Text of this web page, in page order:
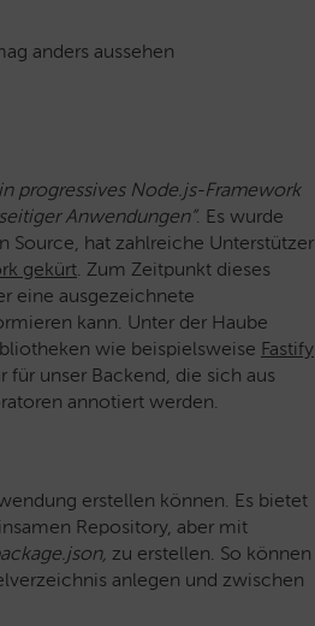
anders aussehen
progressives Node.js-Framework
Anwendungen”. Es wurde
Source, hat zahlreiche Unterstützer
gekürt. Zum Zeitpunkt dieses
eine ausgezeichnete
kann. Unter der Haube
wie beispielsweise Fastify
unser Backend, die sich aus
annotiert werden.
erstellen können. Es bietet
Repository, aber mit
zu erstellen. So können
anlegen und zwischen